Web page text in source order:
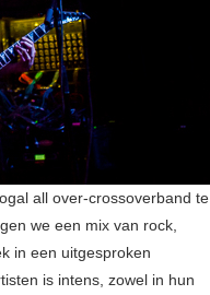
all over-crossoverband te
we een mix van rock,
in een uitgesproken
is intens, zowel in hun